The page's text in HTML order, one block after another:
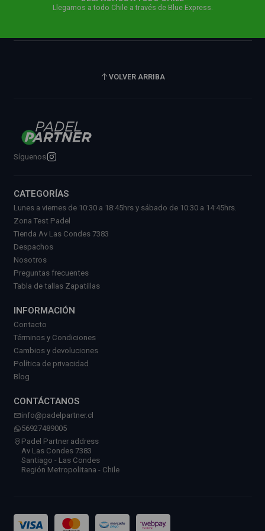
Llegamos a todo Chile a través de Blue Express.
VOLVER ARRIBA
Síguenos
CATEGORÍAS
Lunes a viernes de 10:30 a 18:45hrs y sábado de 10:30 a 14:45hrs.
Zona Test Padel
Tienda Av Las Condes 7383
Despachos
Nosotros
Preguntas frecuentes
Tabla de tallas Zapatillas
INFORMACIÓN
Contacto
Términos y Condiciones
Cambios y devoluciones
Política de privacidad
Blog
CONTÁCTANOS
info@padelpartner.cl
56927489005
Padel Partner address
Av Las Condes 7383
Santiago - Las Condes
Región Metropolitana - Chile